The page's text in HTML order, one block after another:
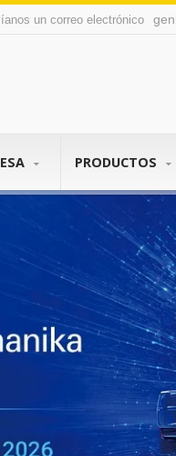
un correo electrónico
PRODUCTOS